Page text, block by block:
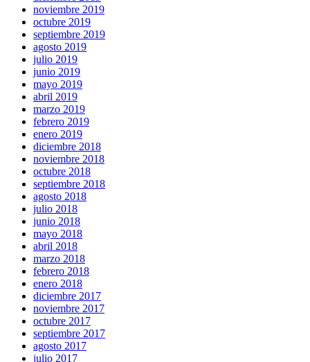
noviembre 2019
octubre 2019
septiembre 2019
agosto 2019
julio 2019
junio 2019
mayo 2019
abril 2019
marzo 2019
febrero 2019
enero 2019
diciembre 2018
noviembre 2018
octubre 2018
septiembre 2018
agosto 2018
julio 2018
junio 2018
mayo 2018
abril 2018
marzo 2018
febrero 2018
enero 2018
diciembre 2017
noviembre 2017
octubre 2017
septiembre 2017
agosto 2017
julio 2017